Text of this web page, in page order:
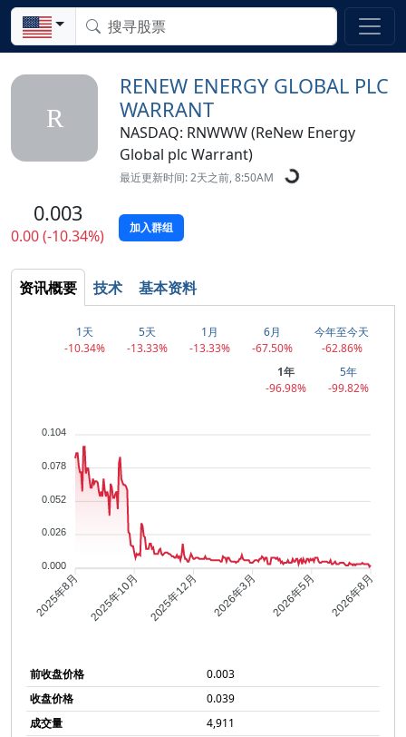
R
RENEW ENERGY GLOBAL PLC
WARRANT
NASDAQ: RNWWW (ReNew Energy
Global plc Warrant)
最近更新时间: 2天之前, 8:50AM
0.003
0.00 (-10.34%) 加入群组
资讯概要 技术 基本资料
1天
-10.34%
5天
-13.33%
1月
-13.33%
6月
-67.50%
今年至今天
-62.86%
1年
-96.98%
5年
-99.82%
0.104
0.078
0.052
0.026
0.000
2025年8月 2025年10月 2025年12月 2026年3月 2026年5月 2026年8月
前收盘价格
0.003
收盘价格
0.039
成交量
4,911